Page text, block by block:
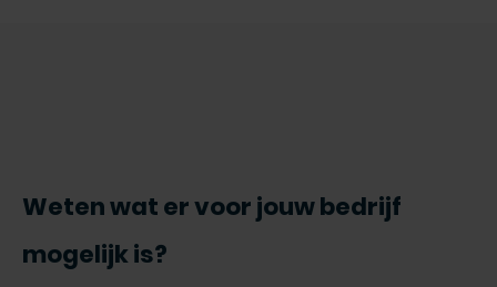
Weten wat er voor jouw bedrijf
mogelijk is?